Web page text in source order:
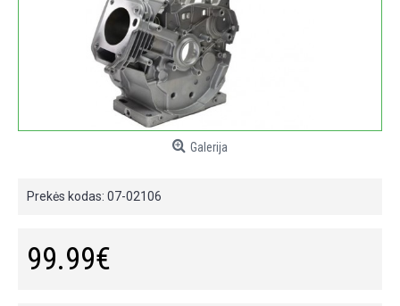
Galerija
Prekės kodas: 07-02106
99.99€